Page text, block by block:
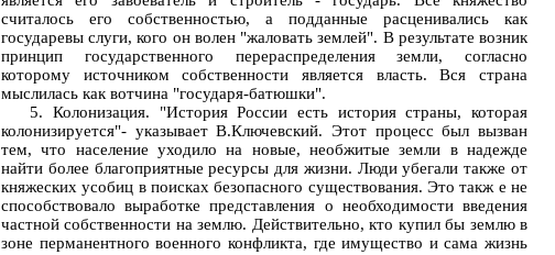
считалось его собственностью, а подданные расценивались как
государевы слуги, кого он волен "жаловать землей". В результате возник
принцип государственного перераспределения земли, согласно
которому источником собственности является власть. Вся страна
мыслилась как вотчина "государя-батюшки".
5. Колонизация. "История России есть история страны, которая
колонизируется"- указывает В.Ключевский. Этот процесс был вызван
тем, что население уходило на новые, необжитые земли в надежде
найти более благоприятные ресурсы для жизни. Люди убегали также от
княжеских усобиц в поисках безопасного существования. Это такж е не
способствовало выработке представления о необходимости введения
частной собственности на землю. Действительно, кто купил бы землю в
зоне перманентного военного конфликта, где имущество и сама жизнь